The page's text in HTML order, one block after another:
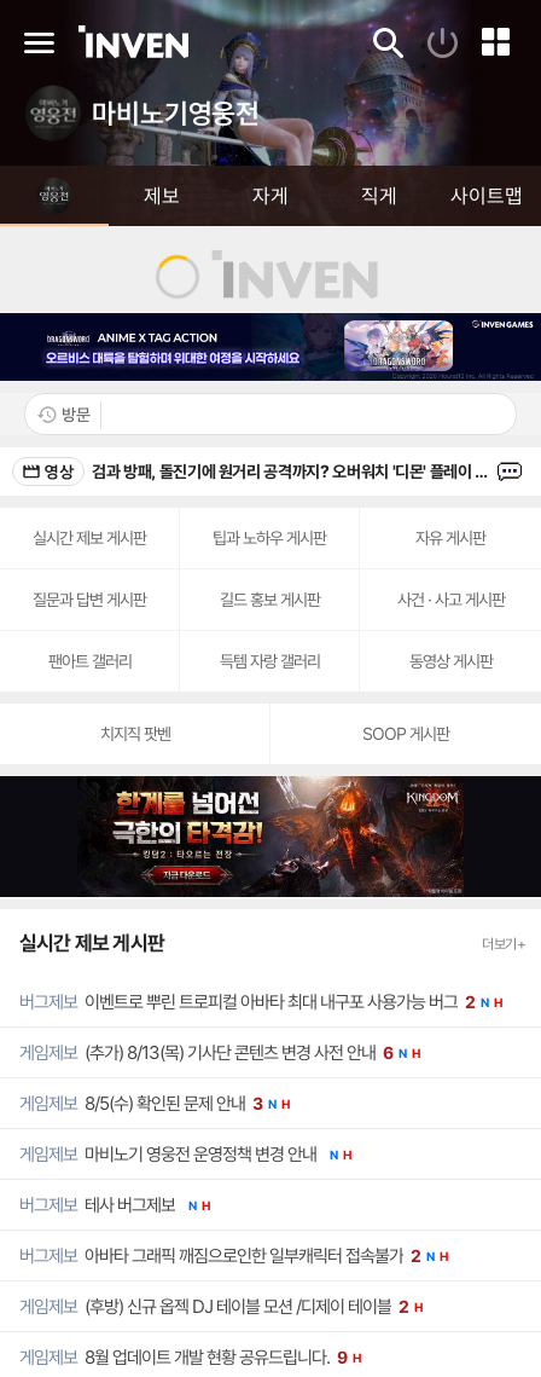
메
뉴
인
검
색
로
그
퀵
마비노기영웅전
제보 자게 직게 사이트맵
방문
category
icon
검과 방패, 돌진기에 원거리 공격까지? 오버워치 '디몬' 플레이 영상
icon
icon
category
comment
category 'TFT 코리아 인비테이셔널', 8일 더현대서 개최
comment
실시간 제보 게시판 팁과 노하우 게시판 자유 게시판
질문과 답변 게시판 길드 홍보 게시판 사건 · 사고 게시판
팬아트 갤러리 득템 자랑 갤러리 동영상 게시판
치지직 팟벤 SOOP 게시판
실시간 제보 게시판 더보기+
버그제보 이벤트로 뿌린 트로피컬 아바타 최대 내구포 사용가능 버그 2 N H
게임제보 (추가) 8/13(목) 기사단 콘텐츠 변경 사전 안내 6 N H
게임제보 8/5(수) 확인된 문제 안내 3 N H
게임제보 마비노기 영웅전 운영정책 변경 안내 N H
버그제보 테사 버그제보 N H
버그제보 아바타 그래픽 깨짐으로인한 일부캐릭터 접속불가 2 N H
게임제보 (후방) 신규 옵젝 DJ 테이블 모션 /디제이 테이블 2 H
게임제보 8월 업데이트 개발 현황 공유드립니다. 9 H